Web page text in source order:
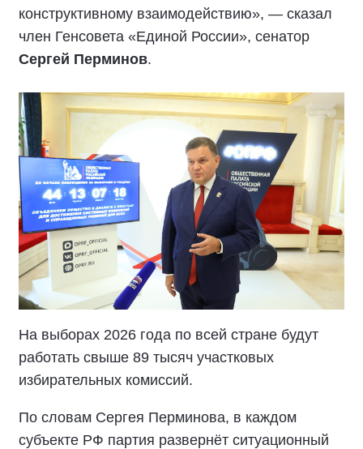
конструктивному взаимодействию», — сказал
член Генсовета «Единой России», сенатор
Сергей Перминов.
На выборах 2026 года по всей стране будут
работать свыше 89 тысяч участковых
избирательных комиссий.
По словам Сергея Перминова, в каждом
субъекте РФ партия развернёт ситуационный